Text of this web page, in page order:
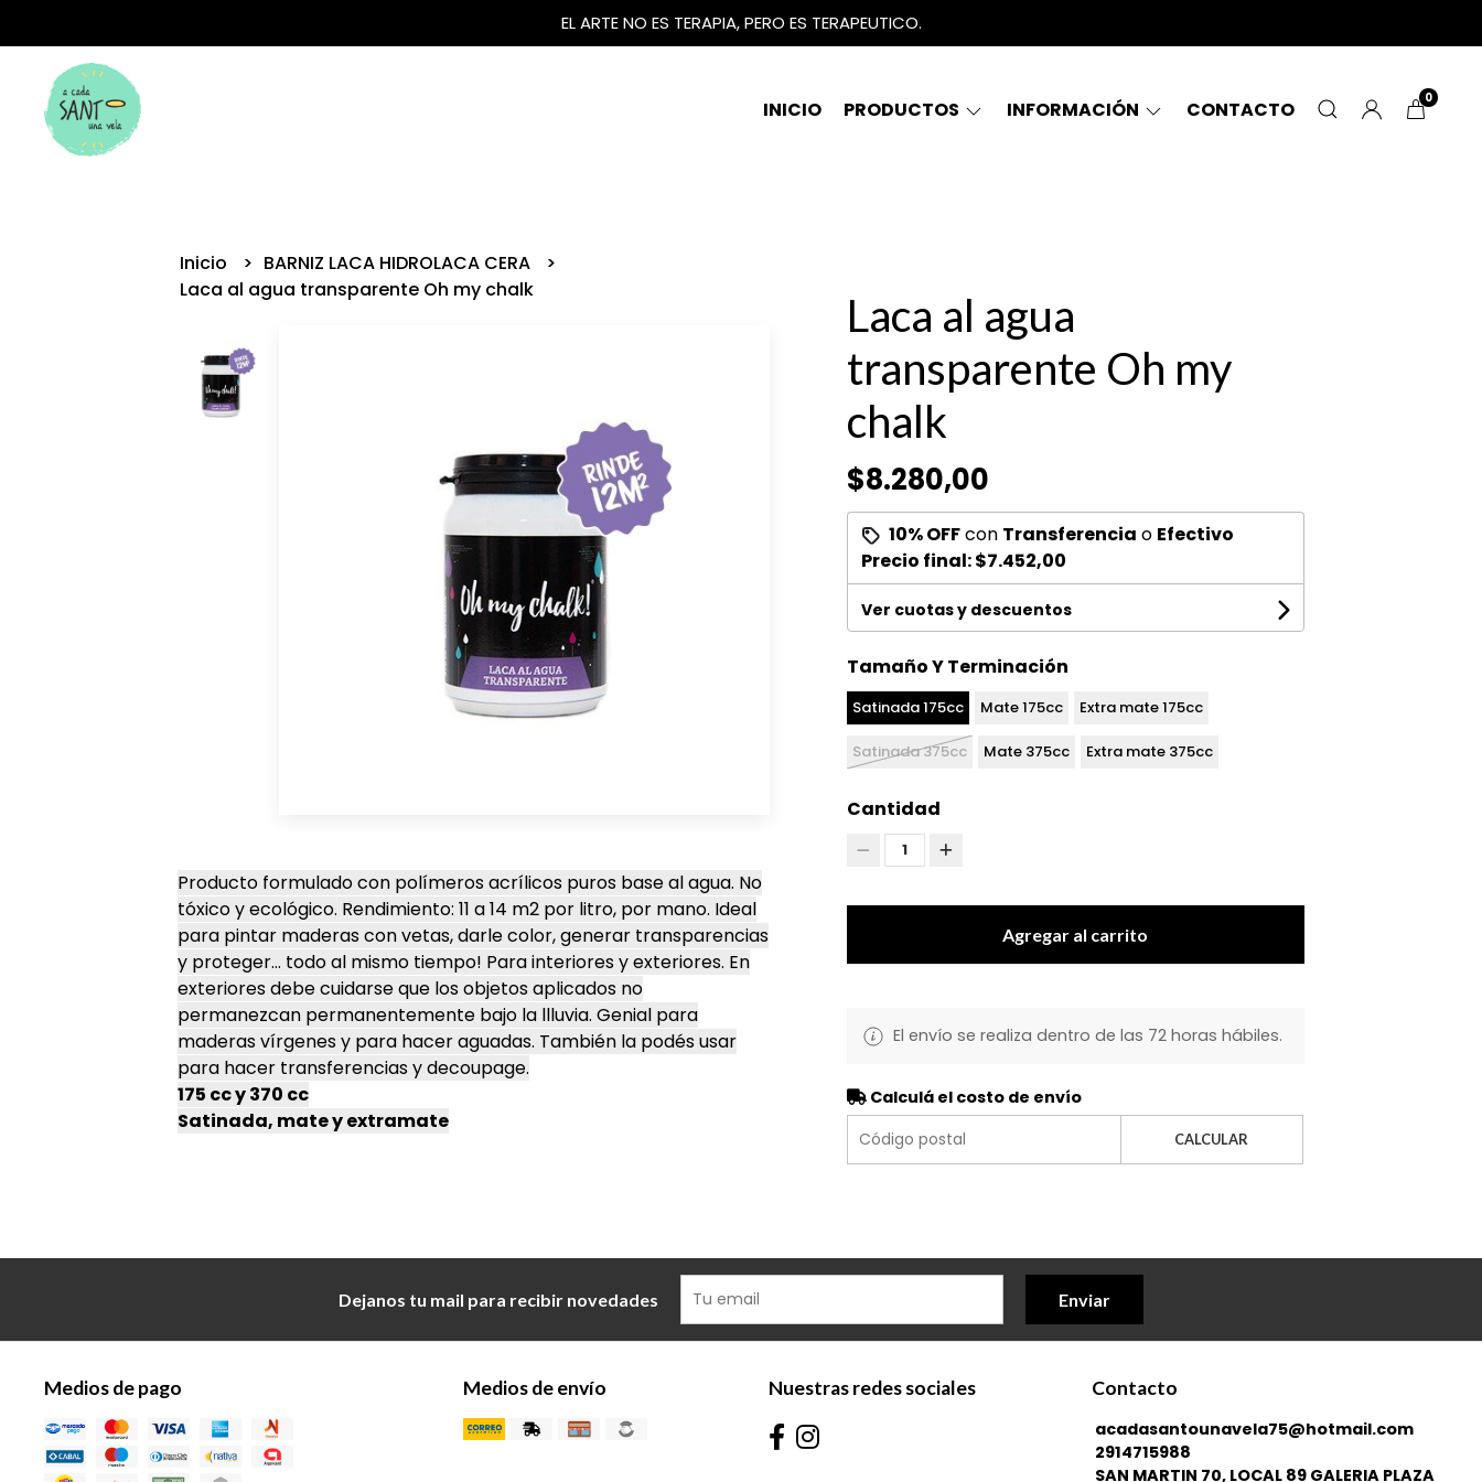
EL ARTE NO ES TERAPIA, PERO ES TERAPEUTICO.
INICIO PRODUCTOS INFORMACIÓN CONTACTO 0
Inicio
BARNIZ LACA HIDROLACA CERA
Laca al agua transparente Oh my chalk
Producto formulado con polímeros acrílicos puros base al agua. No
tóxico y ecológico. Rendimiento: 11 a 14 m2 por litro, por mano. Ideal
para pintar maderas con vetas, darle color, generar transparencias
y proteger… todo al mismo tiempo! Para interiores y exteriores. En
exteriores debe cuidarse que los objetos aplicados no
permanezcan permanentemente bajo la llluvia. Genial para
maderas vírgenes y para hacer aguadas. También la podés usar
para hacer transferencias y decoupage.
175 cc y 370 cc
Satinada, mate y extramate
Laca al agua
transparente Oh my
chalk
$8.280,00
10% OFFcon Transferencia o Efectivo
Precio final:$7.452,00
Ver cuotas y descuentos
Tamaño Y Terminación
Satinada 175cc Mate 175cc Extra mate 175cc
Satinada 375cc Mate 375cc Extra mate 375cc
Cantidad
1
Agregar al carrito
El envío se realiza dentro de las 72 horas hábiles.
Calculá el costo de envío
CALCULAR
Dejanos tu mail para recibir novedades Enviar
Medios de pago Medios de envío Nuestras redes sociales Contacto
acadasantounavela75@hotmail.com
2914715988
SAN MARTIN 70, LOCAL 89 GALERIA PLAZA